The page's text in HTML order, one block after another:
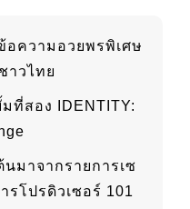
อความอวยพรพิเศษ
าวไทย
ที่สอง IDENTITY:
มาจากรายการเซ
รโปรดิวเซอร์ 101